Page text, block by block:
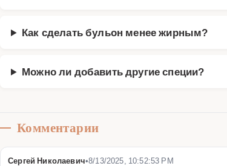
Как сделать бульон менее жирным?
Можно ли добавить другие специи?
Комментарии
Сергей Николаевич•8/13/2025, 10:52:53 PM